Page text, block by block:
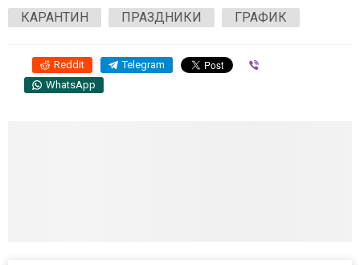
КАРАНТИН
ПРАЗДНИКИ ГРАФИК
Reddit Telegram
WhatsApp